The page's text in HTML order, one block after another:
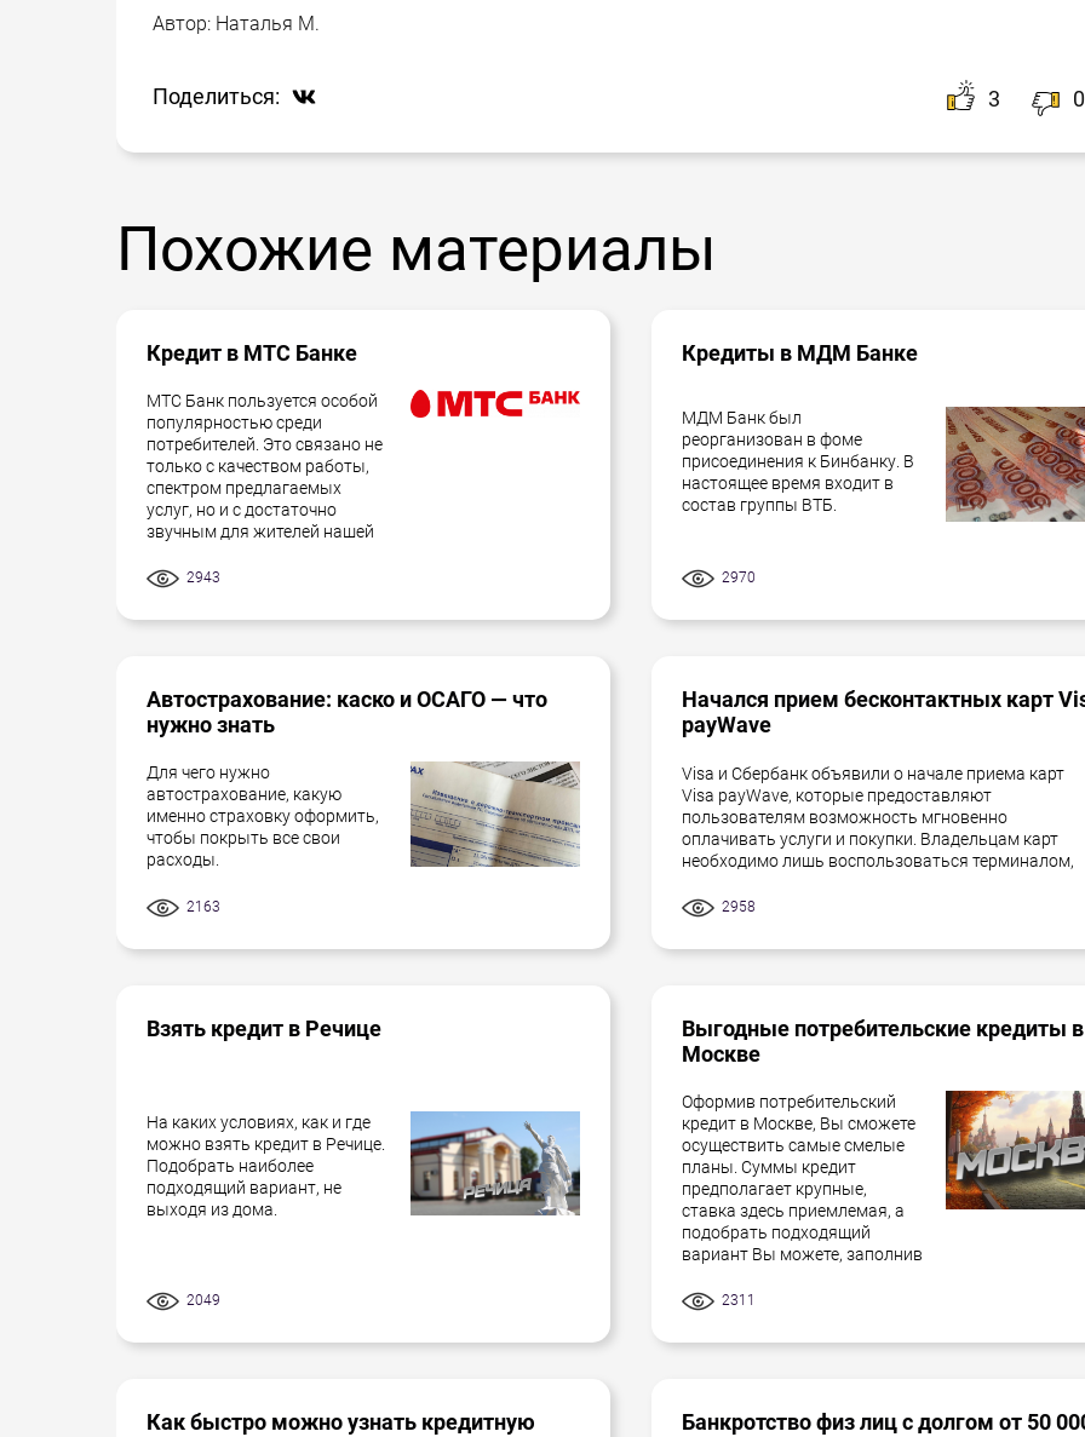
Автор: Наталья М.
Поделиться: 3 0
Похожие материалы
Кредит в МТС Банке
МТС Банк пользуется особой
популярностью среди
потребителей. Это связано не
только с качеством работы,
спектром предлагаемых
услуг, но и с достаточно
звучным для жителей нашей
2943
Кредиты в МДМ Банке
МДМ Банк был
реорганизован в фоме
присоединения к Бинбанку. В
настоящее время входит в
состав группы ВТБ.
2970
Автострахование: каско и ОСАГО — что
нужно знать
Для чего нужно
автострахование, какую
именно страховку оформить,
чтобы покрыть все свои
расходы.
2163
Начался прием бесконтактных карт
payWave
Visa и Сбербанк объявили о начале приема карт
Visa payWave, которые предоставляют
пользователям возможность мгновенно
оплачивать услуги и покупки. Владельцам карт
необходимо лишь воспользоваться терминалом,
2958
Взять кредит в Речице
На каких условиях, как и где
можно взять кредит в Речице.
Подобрать наиболее
подходящий вариант, не
выходя из дома.
2049
Выгодные потребительские кредиты в
Москве
Оформив потребительский
кредит в Москве, Вы сможете
осуществить самые смелые
планы. Суммы кредит
предполагает крупные,
ставка здесь приемлемая, а
подобрать подходящий
вариант Вы можете, заполнив
2311
Как быстро можно узнать кредитную
Банкротство физ лиц с долгом от 50